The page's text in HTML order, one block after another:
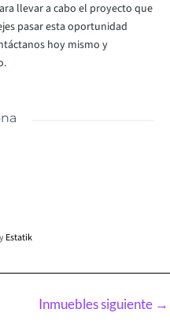
llevar a cabo el proyecto que
pasar esta oportunidad
hoy mismo y
Estatik
Inmuebles siguiente →